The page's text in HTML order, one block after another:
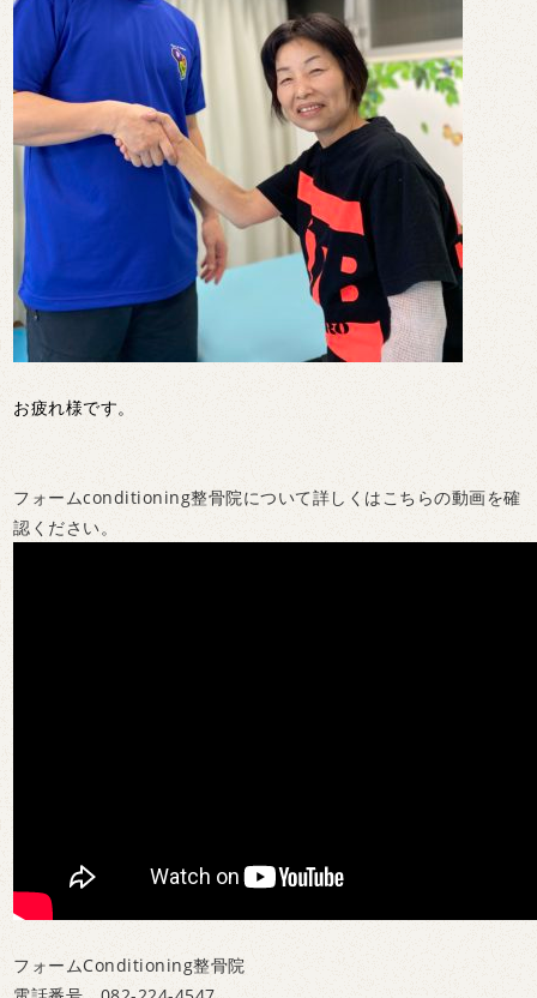
お疲れ様です。
フォームconditioning整骨院について詳しくはこちらの動画を確
認ください。
フォームConditioning整骨院